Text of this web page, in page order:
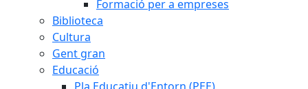
Formació per a empreses
Biblioteca
Cultura
Gent gran
Educació